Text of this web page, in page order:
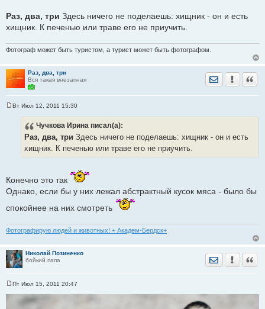
е
Раз, два, три Здесь ничего не поделаешь: хищник - он и есть
хищник. К печенью или траве его не приучить.
Фотограф может быть туристом, а турист может быть фотографом.
Раз, два, три
Вся такая внезапная
Отправить
Вт Июл 12, 2011 15:30
Чучкова Ирина писал(а):
Раз, два, три Здесь ничего не поделаешь: хищник - он и есть
хищник. К печенью или траве его не приучить.
Конечно это так
Однако, если бы у них лежал абстрактный кусок мяса - было бы
спокойнее на них смотреть
Фотографирую людей и животных! + Академ-Бердск+
Николай Позиненко
бойкий папа
Отправить
о
Пт Июл 15, 2011 20:47